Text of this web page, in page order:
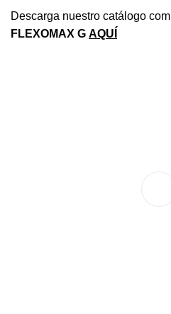
Descarga nuestro catálogo
FLEXOMAX G AQUÍ